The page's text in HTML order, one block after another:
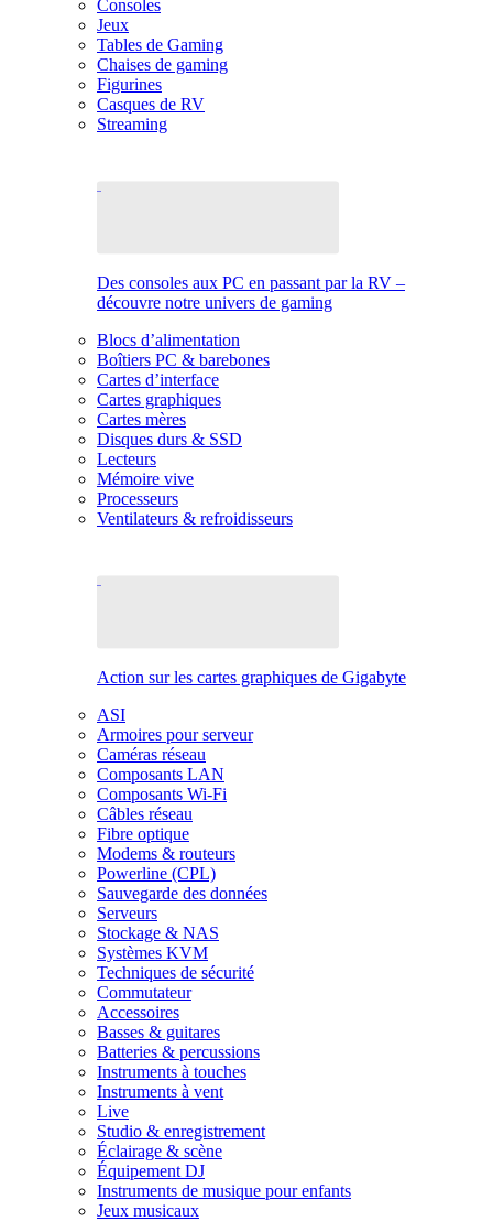
Consoles
Jeux
Tables de Gaming
Chaises de gaming
Figurines
Casques de RV
Streaming
Des consoles aux PC en passant par la RV –
découvre notre univers de gaming
Blocs d’alimentation
Boîtiers PC & barebones
Cartes d’interface
Cartes graphiques
Cartes mères
Disques durs & SSD
Lecteurs
Mémoire vive
Processeurs
Ventilateurs & refroidisseurs
Action sur les cartes graphiques de Gigabyte
ASI
Armoires pour serveur
Caméras réseau
Composants LAN
Composants Wi-Fi
Câbles réseau
Fibre optique
Modems & routeurs
Powerline (CPL)
Sauvegarde des données
Serveurs
Stockage & NAS
Systèmes KVM
Techniques de sécurité
Commutateur
Accessoires
Basses & guitares
Batteries & percussions
Instruments à touches
Instruments à vent
Live
Studio & enregistrement
Éclairage & scène
Équipement DJ
Instruments de musique pour enfants
Jeux musicaux